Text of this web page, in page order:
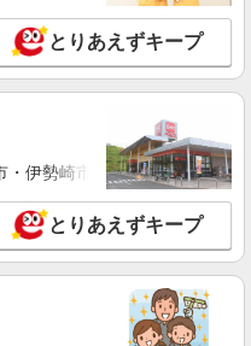
詳細を見る
NEW
の高時給！デイで看護！
円＜交通費全額支給(ガソリ
詳細を見る
とりあえずキープ
伊勢崎市・太田市・館林市
とりあえずキープ